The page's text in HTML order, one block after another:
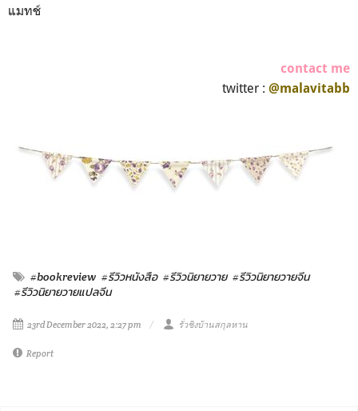
แมทช์
contact me
twitter : @malavitabb
#bookreview #รีวิวหนังสือ #รีวิวนิยายวาย #รีวิวนิยายวายจีน
#รีวิวนิยายวายแปลจีน
23rd December 2022, 2:27 pm รั่วชิงบ้านสกุลหาน
Report